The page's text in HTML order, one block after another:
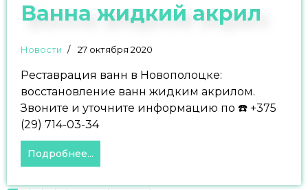
Ванна жидкий акрил
Новости 27 октября 2020
Реставрация ванн в Новополоцке:
восстановление ванн жидким акрилом.
Звоните и уточните информацию по ☎️ +375
(29) 714-03-34
Подробнее...